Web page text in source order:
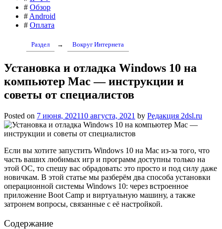
# Обзор
# Android
# Оплата
Раздел → Вокруг Интернета
Установка и отладка Windows 10 на
компьютер Mac — инструкции и
советы от специалистов
Posted on 7 июня, 202110 августа, 2021 by Редакция 2dsl.ru
Если вы хотите запустить Windows 10 на Mac из-за того, что
часть ваших любимых игр и программ доступны только на
этой ОС, то спешу вас обрадовать: это просто и под силу даже
новичкам. В этой статье мы разберём два способа установки
операционной системы Windows 10: через встроенное
приложение Boot Camp и виртуальную машину, а также
затронем вопросы, связанные с её настройкой.
Содержание